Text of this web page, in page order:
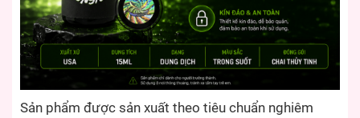
Sản phẩm được sản xuất theo tiêu chuẩn nghiêm